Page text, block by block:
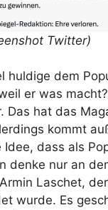
Twitter)
huldige dem
er was
Das hat das
kommt
dass als
denke nur an
Laschet,
wurde. Es